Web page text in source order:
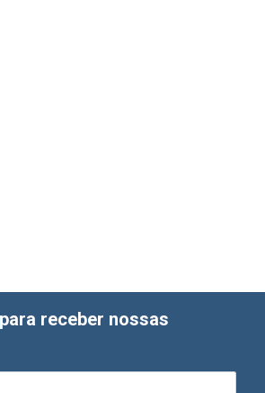
receber nossas